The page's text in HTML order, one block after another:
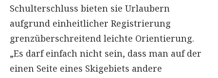
Schulterschluss bieten sie Urlaubern
aufgrund einheitlicher Registrierung
grenzüberschreitend leichte Orientierung.
„Es darf einfach nicht sein, dass man auf der
einen Seite eines Skigebiets andere